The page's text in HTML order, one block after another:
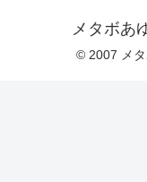
メタボあ
© 2007 メタ